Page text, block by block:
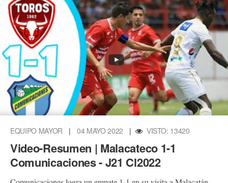
EQUIPO MAYOR | 04 MAYO 2022 | VISTO: 13420
Video-Resumen | Malacateco 1-1
Comunicaciones - J21 Cl2022